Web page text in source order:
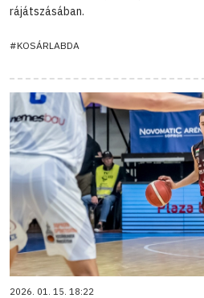
rájátszásában.
#KOSÁRLABDA
2026. 01. 15. 18:22